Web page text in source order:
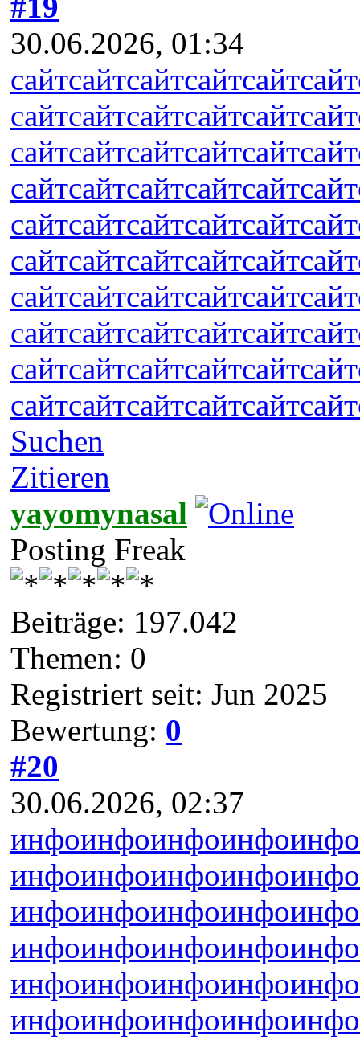
30.06.2026, 01:34
сайтсайтсайтсайтсайтсайт
сайтсайтсайтсайтсайтсайт
сайтсайтсайтсайтсайтсайт
сайтсайтсайтсайтсайтсайт
сайтсайтсайтсайтсайтсайт
сайтсайтсайтсайтсайтсайт
сайтсайтсайтсайтсайтсайт
сайтсайтсайтсайтсайтсайт
сайтсайтсайтсайтсайтсайт
сайтсайтсайтсайтсайтсайт
Suchen
Zitieren
yayomynasal
Posting Freak
Beiträge: 197.042
Themen: 0
Registriert seit: Jun 2025
Bewertung: 0
#20
30.06.2026, 02:37
инфоинфоинфоинфоинфо
инфоинфоинфоинфоинфо
инфоинфоинфоинфоинфо
инфоинфоинфоинфоинфо
инфоинфоинфоинфоинфо
инфоинфоинфоинфоинфо